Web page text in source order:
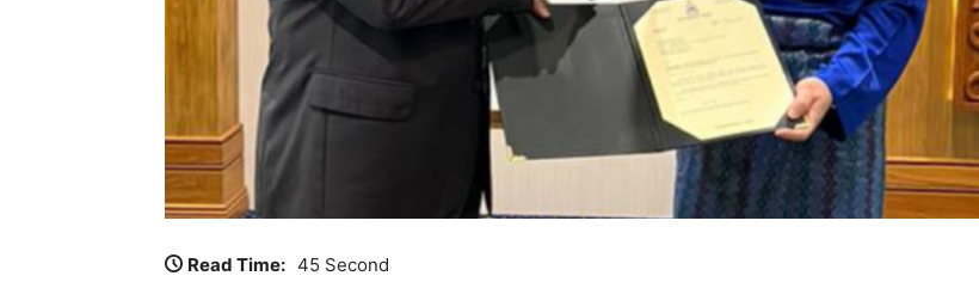
Read Time: 45 Second